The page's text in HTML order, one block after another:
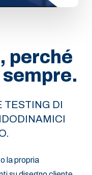
perché
TESTING DI
la propria